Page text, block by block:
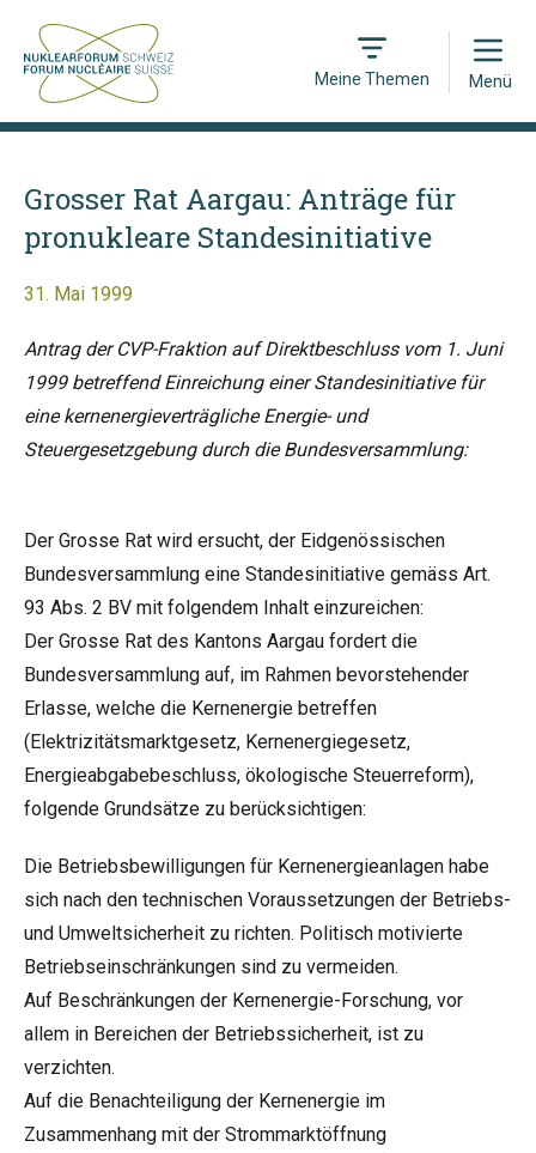
Meine Themen
Open
Menü
Grosser Rat Aargau: Anträge für
pronukleare Standesinitiative
31. Mai 1999
Antrag der CVP-Fraktion auf Direktbeschluss vom 1. Juni
1999 betreffend Einreichung einer Standesinitiative für
eine kernenergieverträgliche Energie- und
Steuergesetzgebung durch die Bundesversammlung:
Der Grosse Rat wird ersucht, der Eidgenössischen
Bundesversammlung eine Standesinitiative gemäss Art.
93 Abs. 2 BV mit folgendem Inhalt einzureichen:
Der Grosse Rat des Kantons Aargau fordert die
Bundesversammlung auf, im Rahmen bevorstehender
Erlasse, welche die Kernenergie betreffen
(Elektrizitätsmarktgesetz, Kernenergiegesetz,
Energieabgabebeschluss, ökologische Steuerreform),
folgende Grundsätze zu berücksichtigen:
Die Betriebsbewilligungen für Kernenergieanlagen habe
sich nach den technischen Voraussetzungen der Betriebs-
und Umweltsicherheit zu richten. Politisch motivierte
Betriebseinschränkungen sind zu vermeiden.
Auf Beschränkungen der Kernenergie-Forschung, vor
allem in Bereichen der Betriebssicherheit, ist zu
verzichten.
Auf die Benachteiligung der Kernenergie im
Zusammenhang mit der Strommarktöffnung